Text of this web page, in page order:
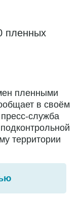
пленных
пленными
в своём
служба
территории